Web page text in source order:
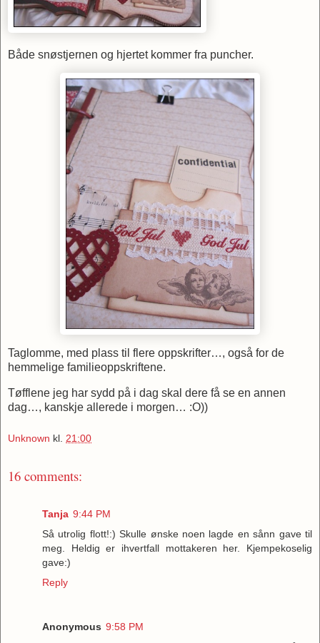
Både snøstjernen og hjertet kommer fra puncher.
Taglomme, med plass til flere oppskrifter…, også for de
hemmelige familieoppskriftene.
Tøfflene jeg har sydd på i dag skal dere få se en annen
dag…, kanskje allerede i morgen… :O))
Unknown kl. 21:00
16 comments:
Tanja 9:44 PM
Så utrolig flott!:) Skulle ønske noen lagde en sånn gave til
meg. Heldig er ihvertfall mottakeren her. Kjempekoselig
gave:)
Reply
Anonymous 9:58 PM